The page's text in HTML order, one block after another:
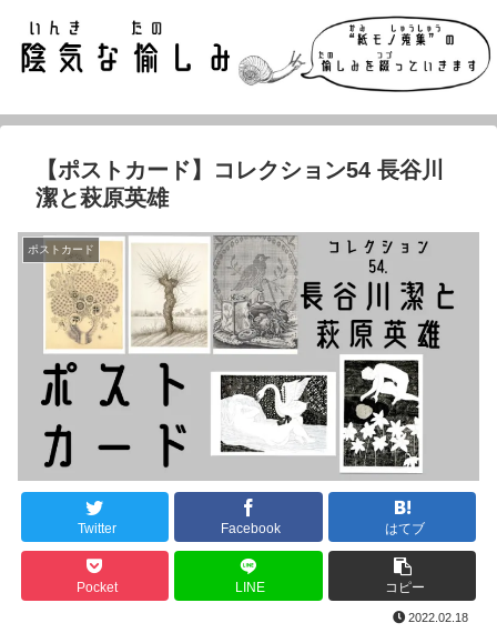
【ポストカード】コレクション54 長谷川
潔と萩原英雄
ポストカード
Twitter Facebook はてブ
Pocket LINE コピー
2022.02.18